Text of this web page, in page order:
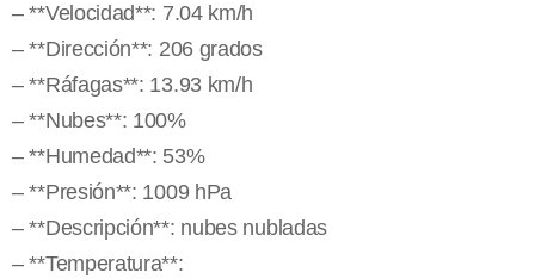
– **Velocidad**: 7.04 km/h
– **Dirección**: 206 grados
– **Ráfagas**: 13.93 km/h
– **Nubes**: 100%
– **Humedad**: 53%
– **Presión**: 1009 hPa
– **Descripción**: nubes nubladas
– **Temperatura**: